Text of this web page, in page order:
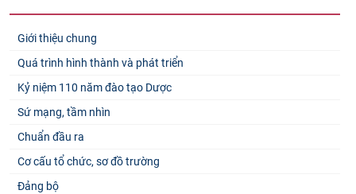
Giới thiệu chung
Quá trình hình thành và phát triển
Kỷ niệm 110 năm đào tạo Dược
Sứ mạng, tầm nhìn
Chuẩn đầu ra
Cơ cấu tổ chức, sơ đồ trường
Đảng bộ